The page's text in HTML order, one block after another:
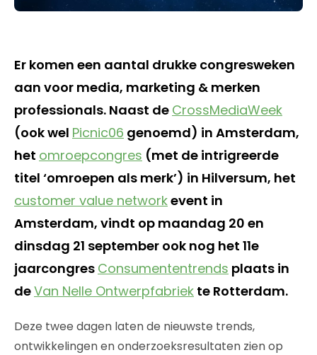
Er komen een aantal drukke congresweken
aan voor media, marketing & merken
professionals. Naast de CrossMediaWeek
(ook wel Picnic06 genoemd) in Amsterdam,
het omroepcongres (met de intrigreerde
titel ‘omroepen als merk’) in Hilversum, het
customer value networkevent in
Amsterdam, vindt op maandag 20 en
dinsdag 21 september ook nog het 11e
jaarcongres Consumententrends plaats in
deVan Nelle Ontwerpfabriek te Rotterdam.
Deze twee dagen laten de nieuwste trends,
ontwikkelingen en onderzoeksresultaten zien op